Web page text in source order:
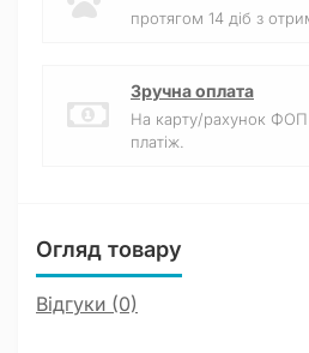
протягом 14 діб з
Зручна оплата
На карту/рахунок
платіж.
Огляд товару
Відгуки (0)